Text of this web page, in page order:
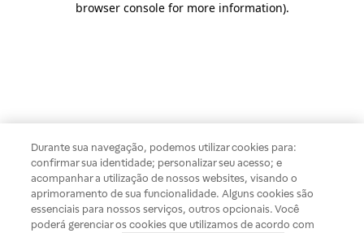
browser console for more information).
Durante sua navegação, podemos utilizar cookies para:
confirmar sua identidade; personalizar seu acesso; e
acompanhar a utilização de nossos websites, visando o
aprimoramento de sua funcionalidade. Alguns cookies são
essenciais para nossos serviços, outros opcionais. Você
poderá gerenciar os cookies que utilizamos de acordo com